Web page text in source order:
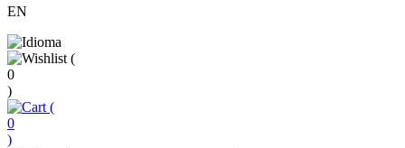
EN
(
0
)
(
0
)